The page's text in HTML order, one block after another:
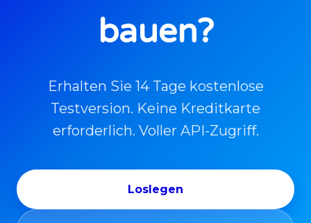
bauen?
Erhalten Sie 14 Tage kostenlose
Testversion. Keine Kreditkarte
erforderlich. Voller API-Zugriff.
Loslegen